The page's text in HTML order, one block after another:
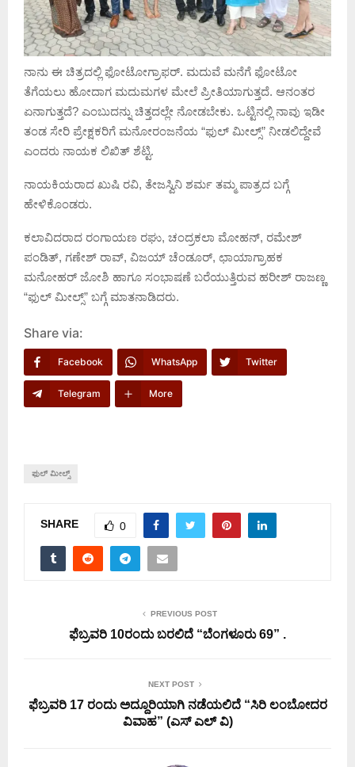
ನಾನು ಈ ಚಿತ್ರದಲ್ಲಿ ಫೋಟೋಗ್ರಾಫರ್. ಮದುವೆ ಮನೆಗೆ ಫೋಟೋ
ತೆಗೆಯಲು ಹೋದಾಗ ಮದುಮಗಳ ಮೇಲೆ ಪ್ರೀತಿಯಾಗುತ್ತದೆ. ಆನಂತರ
ಏನಾಗುತ್ತದೆ? ಎಂಬುದನ್ನು ಚಿತ್ತದಲ್ಲೇ ನೋಡಬೇಕು. ಒಟ್ಟಿನಲ್ಲಿ ನಾವು ಇಡೀ
ತಂಡ ಸೇರಿ ಪ್ರೇಕ್ಷಕರಿಗೆ ಮನೋರಂಜನೆಯ “ಫುಲ್ ಮೀಲ್ಸ್” ನೀಡಲಿದ್ದೇವೆ
ಎಂದರು ನಾಯಕ ಲಿಖಿತ್ ಶೆಟ್ಟಿ.
ನಾಯಕಿಯರಾದ ಖುಷಿ ರವಿ, ತೇಜಸ್ವಿನಿ ಶರ್ಮ ತಮ್ಮ ಪಾತ್ರದ ಬಗ್ಗೆ
ಹೇಳಿಕೊಂಡರು.
ಕಲಾವಿದರಾದ ರಂಗಾಯಣ ರಘು, ಚಂದ್ರಕಲಾ ಮೋಹನ್, ರಮೇಶ್
ಪಂಡಿತ್, ಗಣೇಶ್ ರಾವ್, ವಿಜಯ್ ಚೆಂಡೂರ್, ಛಾಯಾಗ್ರಾಹಕ
ಮನೋಹರ್ ಜೋಶಿ ಹಾಗೂ ಸಂಭಾಷಣೆ ಬರೆಯುತ್ತಿರುವ ಹರೀಶ್ ರಾಜಣ್ಣ
“ಫುಲ್ ಮೀಲ್ಸ್” ಬಗ್ಗೆ ಮಾತನಾಡಿದರು.
Share via:
Facebook WhatsApp Twitter
Telegram More
ಫುಲ್ ಮೀಲ್ಸ್
SHARE 0
PREVIOUS POST
ಫೆಬ್ರವರಿ 10ರಂದು ಬರಲಿದೆ “ಬೆಂಗಳೂರು 69” .
NEXT POST
ಫೆಬ್ರವರಿ 17 ರಂದು ಅದ್ದೂರಿಯಾಗಿ ನಡೆಯಲಿದೆ “ಸಿರಿ ಲಂಬೋದರ
ವಿವಾಹ” (ಎಸ್ ಎಲ್ ವಿ)